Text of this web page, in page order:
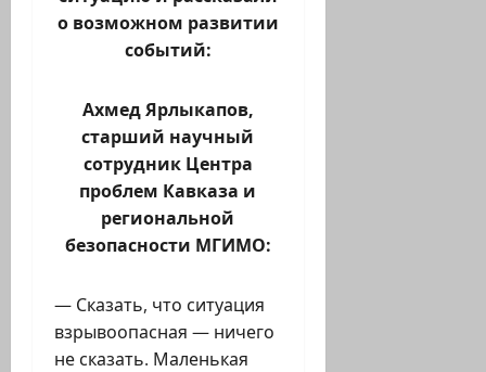
о возможном развитии
событий:
Ахмед Ярлыкапов,
старший научный
сотрудник Центра
проблем Кавказа и
региональной
безопасности МГИМО:
— Сказать, что ситуация
взрывоопасная — ничего
не сказать. Маленькая